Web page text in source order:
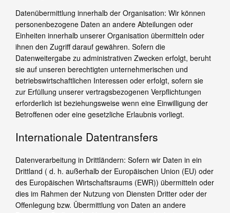
Datenübermittlung innerhalb der Organisation: Wir können
personenbezogene Daten an andere Abteilungen oder
Einheiten innerhalb unserer Organisation übermitteln oder
ihnen den Zugriff darauf gewähren. Sofern die
Datenweitergabe zu administrativen Zwecken erfolgt, beruht
sie auf unseren berechtigten unternehmerischen und
betriebswirtschaftlichen Interessen oder erfolgt, sofern sie
zur Erfüllung unserer vertragsbezogenen Verpflichtungen
erforderlich ist beziehungsweise wenn eine Einwilligung der
Betroffenen oder eine gesetzliche Erlaubnis vorliegt.
Internationale Datentransfers
Datenverarbeitung in Drittländern: Sofern wir Daten in ein
Drittland ( d. h. außerhalb der Europäischen Union (EU) oder
des Europäischen Wirtschaftsraums (EWR)) übermitteln oder
dies im Rahmen der Nutzung von Diensten Dritter oder der
Offenlegung bzw. Übermittlung von Daten an andere